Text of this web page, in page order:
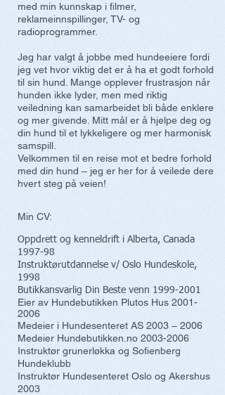
med min kunnskap i filmer,
reklameinnspillinger, TV- og
radioprogrammer.
Jeg har valgt å jobbe med hundeeiere fordi
jeg vet hvor viktig det er å ha et godt forhold
til sin hund. Mange opplever frustrasjon når
hunden ikke lyder, men med riktig
veiledning kan samarbeidet bli både enklere
og mer givende. Mitt mål er å hjelpe deg og
din hund til et lykkeligere og mer harmonisk
samspill.
Velkommen til en reise mot et bedre forhold
med din hund – jeg er her for å veilede dere
hvert steg på veien!
Min CV:
Oppdrett og kenneldrift i Alberta, Canada
1997-98
Instruktørutdannelse v/ Oslo Hundeskole,
1998
Butikkansvarlig Din Beste venn 1999-2001
Eier av Hundebutikken Plutos Hus 2001-
2006
Medeier i Hundesenteret AS 2003 – 2006
Medeier Hundebutikken.no 2003-2006
Instruktør grunerløkka og Sofienberg
Hundeklubb
Instruktør Hundesenteret Oslo og Akershus
2003